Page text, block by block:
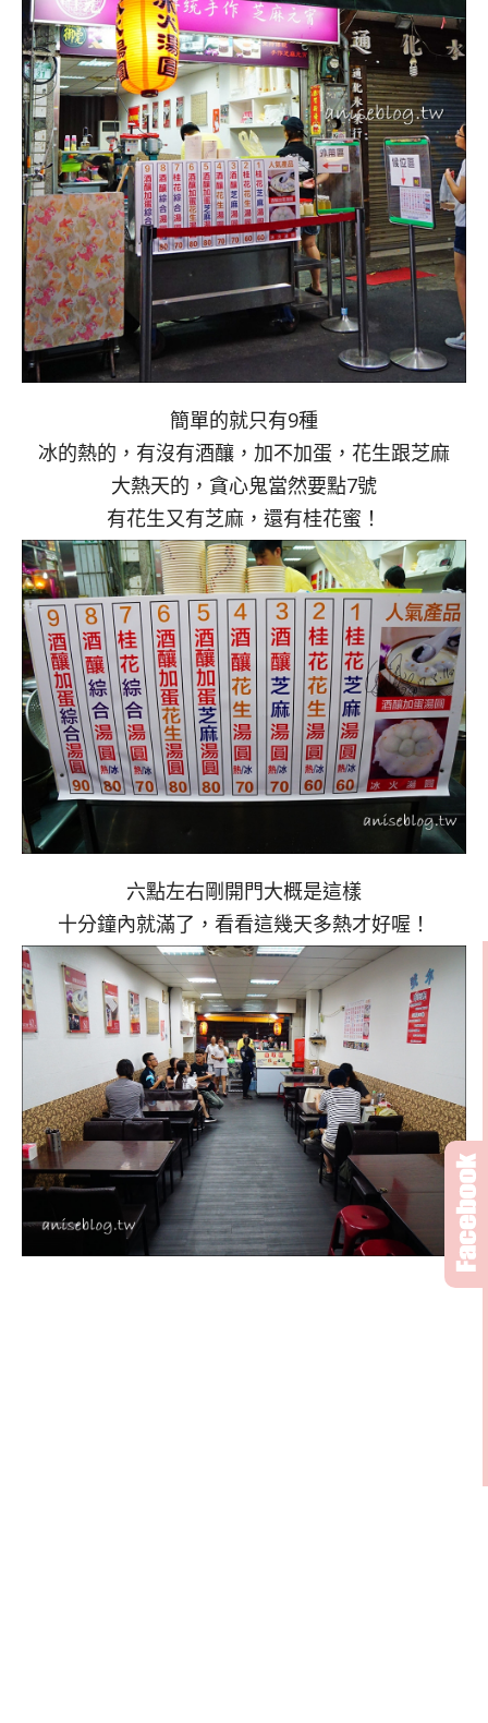
簡單的就只有9種
冰的熱的，有沒有酒釀，加不加蛋，花生跟芝麻
大熱天的，貪心鬼當然要點7號
有花生又有芝麻，還有桂花蜜！
六點左右剛開門大概是這樣
十分鐘內就滿了，看看這幾天多熱才好喔！